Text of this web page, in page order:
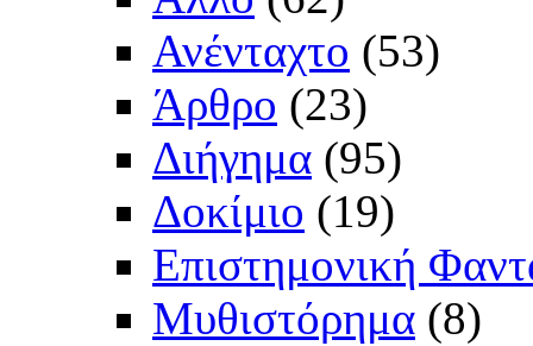
Ανένταχτο (53)
Άρθρο (23)
Διήγημα (95)
Δοκίμιο (19)
Επιστημονική
Μυθιστόρημα (8)